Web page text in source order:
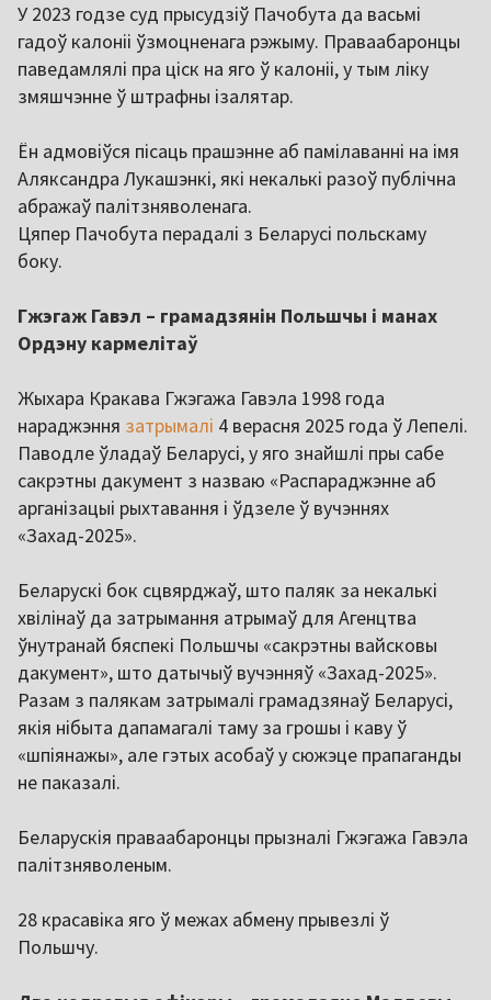
У 2023 годзе суд прысудзіў Пачобута да васьмі
гадоў калоніі ўзмоцненага рэжыму. Праваабаронцы
паведамлялі пра ціск на яго ў калоніі, у тым ліку
змяшчэнне ў штрафны ізалятар.
Ëн адмовіўся пісаць прашэнне аб памілаванні на імя
Аляксандра Лукашэнкі, які некалькі разоў публічна
абражаў палітзняволенага.
Цяпер Пачобута перадалі з Беларусі польскаму
боку.
Гжэгаж Гавэл – грамадзянін Польшчы і манах
Ордэну кармелітаў
Жыхара Кракава Гжэгажа Гавэла 1998 года
нараджэння затрымалі 4 верасня 2025 года ў Лепелі.
Паводле ўладаў Беларусі, у яго знайшлі пры сабе
сакрэтны дакумент з назваю «Распараджэнне аб
арганізацыі рыхтавання і ўдзеле ў вучэннях
«Захад-2025».
Беларускі бок сцвярджаў, што паляк за некалькі
хвілінаў да затрымання атрымаў для Агенцтва
ўнутранай бяспекі Польшчы «сакрэтны вайсковы
дакумент», што датычыў вучэнняў «Захад-2025».
Разам з палякам затрымалі грамадзянаў Беларусі,
якія нібыта дапамагалі таму за грошы і каву ў
«шпіянажы», але гэтых асобаў у сюжэце прапаганды
не паказалі.
Беларускія праваабаронцы прызналі Гжэгажа Гавэла
палітзняволеным.
28 красавіка яго ў межах абмену прывезлі ў
Польшчу.